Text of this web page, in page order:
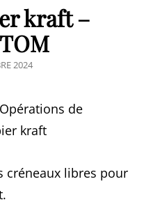
kraft –
2024
de
kraft
créneaux libres pour